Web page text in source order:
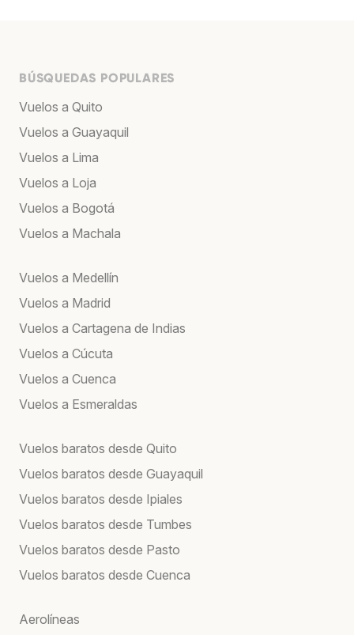
BÚSQUEDAS POPULARES
Vuelos a Quito
Vuelos a Guayaquil
Vuelos a Lima
Vuelos a Loja
Vuelos a Bogotá
Vuelos a Machala
Vuelos a Medellín
Vuelos a Madrid
Vuelos a Cartagena de Indias
Vuelos a Cúcuta
Vuelos a Cuenca
Vuelos a Esmeraldas
Vuelos baratos desde Quito
Vuelos baratos desde Guayaquil
Vuelos baratos desde Ipiales
Vuelos baratos desde Tumbes
Vuelos baratos desde Pasto
Vuelos baratos desde Cuenca
Aerolíneas